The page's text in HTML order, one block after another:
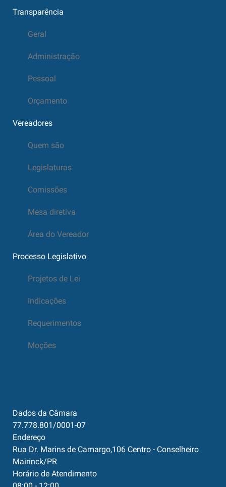
Transparência
Geral
Administração
Pessoal
Orçamento
Vereadores
Quem são
Legislaturas
Comissões
Mesa diretiva
Área do Vereador
Processo Legislativo
Projetos de Lei
Indicações
Requerimentos
Moções
Dados da Câmara
77.778.801/0001-07
Endereço
Rua Dr. Marins de Camargo,106 Centro - Conselheiro
Mairinck/PR
Horário de Atendimento